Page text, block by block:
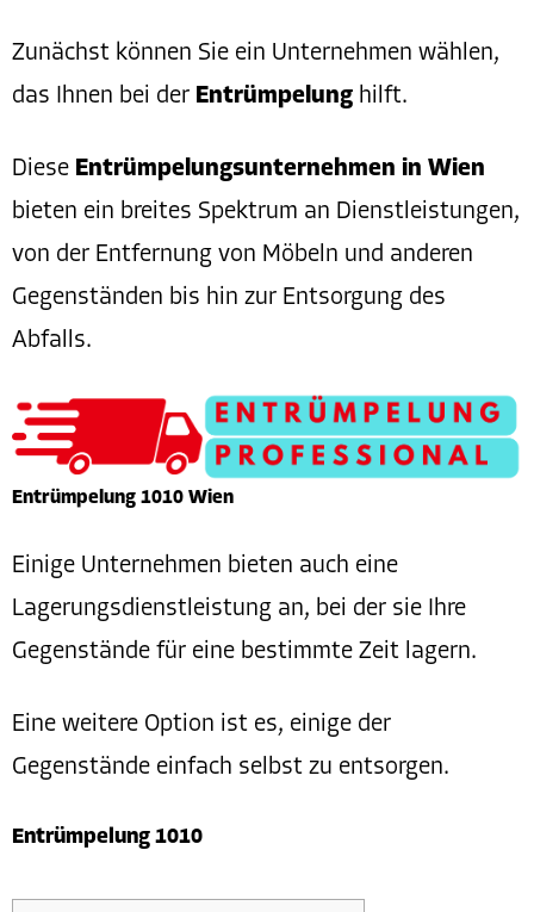
Zunächst können Sie ein Unternehmen wählen,
das Ihnen bei der Entrümpelung hilft.
Diese Entrümpelungsunternehmen in Wien
bieten ein breites Spektrum an Dienstleistungen,
von der Entfernung von Möbeln und anderen
Gegenständen bis hin zur Entsorgung des
Abfalls.
Entrümpelung 1010 Wien
Einige Unternehmen bieten auch eine
Lagerungsdienstleistung an, bei der sie Ihre
Gegenstände für eine bestimmte Zeit lagern.
Eine weitere Option ist es, einige der
Gegenstände einfach selbst zu entsorgen.
Entrümpelung 1010